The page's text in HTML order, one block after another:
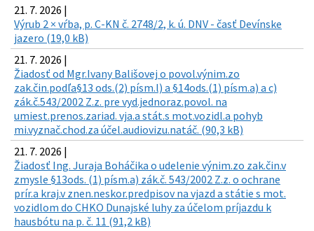
21. 7. 2026 |
Výrub 2 × vŕba, p. C-KN č. 2748/2, k. ú. DNV - časť Devínske
jazero (19,0 kB)
21. 7. 2026 |
Žiadosť od Mgr.Ivany Bališovej o povol.výnim.zo
zak.čin.podľa§13 ods.(2) písm.l) a §14ods.(1) písm.a) a c)
zák.č.543/2002 Z.z. pre vyd.jednoraz.povol. na
umiest.prenos.zariad. vja.a stát.s mot.vozidl.a pohyb
mi.vyznač.chod.za účel.audiovizu.natáč. (90,3 kB)
21. 7. 2026 |
Žiadosť Ing. Juraja Boháčika o udelenie výnim.zo zak.čin.v
zmysle §13ods. (1) písm.a) zák.č. 543/2002 Z.z. o ochrane
prír.a kraj.v znen.neskor.predpisov na vjazd a státie s mot.
vozidlom do CHKO Dunajské luhy za účelom príjazdu k
hausbótu na p. č. 11 (91,2 kB)